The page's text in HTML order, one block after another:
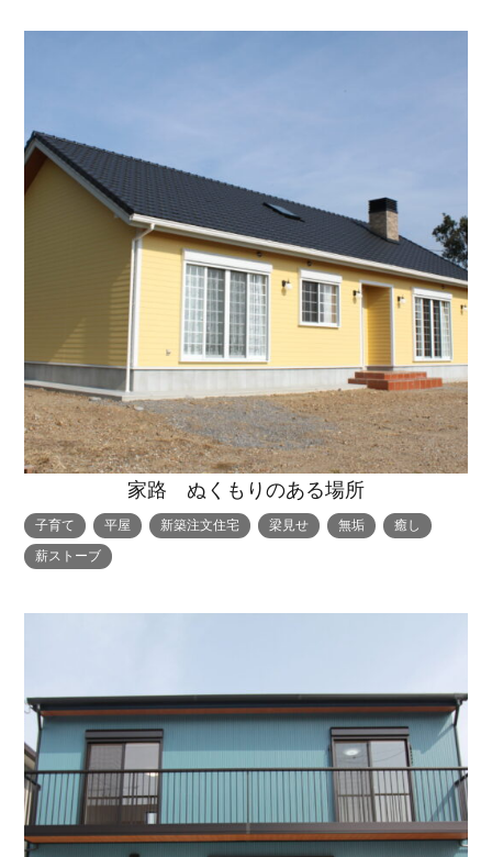
家路 ぬくもりのある場所
子育て 平屋 新築注文住宅 梁見せ 無垢
癒し
薪ストーブ